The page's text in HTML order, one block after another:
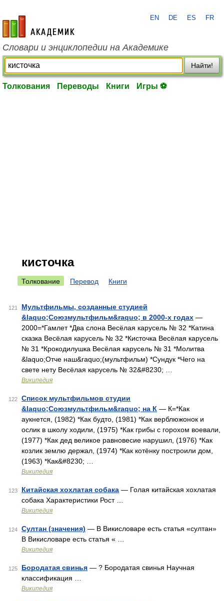
academic.ru
EN DE ES FR
Словари и энциклопедии на Академике
Найти!
Толкования Переводы Книги Игры ⚽
кисточка
Толкование Перевод Книги
121
Мультфильмы, созданные студией
&laquo;Союзмультфильм&raquo; в 2000-х годах —
2000=*Гамлет *Два слона Весёлая карусель № 32 *Катина
сказка Весёлая карусель № 32 *Кисточка Весёлая карусель
№ 31 *Крокодилушка Весёлая карусель № 31 *Молитва
&laquo;Отче наш&raquo;(мультфильм) *Сундук *Чего на
свете нету Весёлая карусель № 32&#8230; …
Википедия
122
Список мультфильмов студии
&laquo;Союзмультфильм&raquo; на К — К=*Как
аукнется, (1982) *Как будто, (1981) *Как верблюжонок и
ослик в школу ходили, (1975) *Как грибы с горохом воевали,
(1977) *Как дед великое равновесие нарушил, (1976) *Как
козлик землю держал, (1974) *Как котёнку построили дом,
(1963) *Как&#8230; …
Википедия
123 Китайская хохлатая собака — Голая китайская хохлатая
собака Характеристики Рост …
Википедия
124 Султан (значения) — В Викисловаре есть статья «султан»
В Викисловаре есть статья « …
Википедия
125 Бородатая свинья — ? Бородатая свинья Научная
классификация …
Википедия